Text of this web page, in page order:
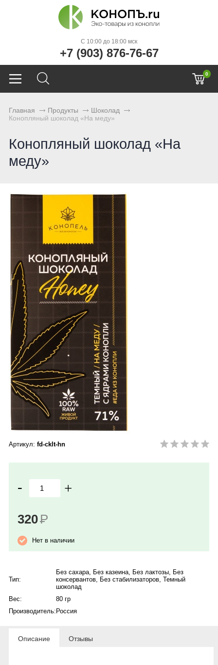
C 10:00 до 18:00 мск
+7 (903) 876-76-67
0
Главная Продукты
Шоколад
Конопляный шоколад «На меду»
Конопляный шоколад «На
меду»
Артикул: fd-cklt-hn
- +
320Р
Нет в наличии
Тип:
Без сахара Без казеина Без лактозы Без
консервантов Без стабилизаторов Темный
шоколад
Вес:
80 гр
Производитель:Россия
Описание Отзывы